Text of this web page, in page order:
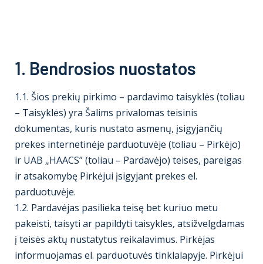
1. Bendrosios nuostatos
1.1. Šios prekių pirkimo – pardavimo taisyklės (toliau
– Taisyklės) yra Šalims privalomas teisinis
dokumentas, kuris nustato asmenų, įsigyjančių
prekes internetinėje parduotuvėje (toliau – Pirkėjo)
ir UAB „HAACS” (toliau – Pardavėjo) teises, pareigas
ir atsakomybę Pirkėjui įsigyjant prekes el.
parduotuvėje.
1.2. Pardavėjas pasilieka teisę bet kuriuo metu
pakeisti, taisyti ar papildyti taisykles, atsižvelgdamas
į teisės aktų nustatytus reikalavimus. Pirkėjas
informuojamas el. parduotuvės tinklalapyje. Pirkėjui